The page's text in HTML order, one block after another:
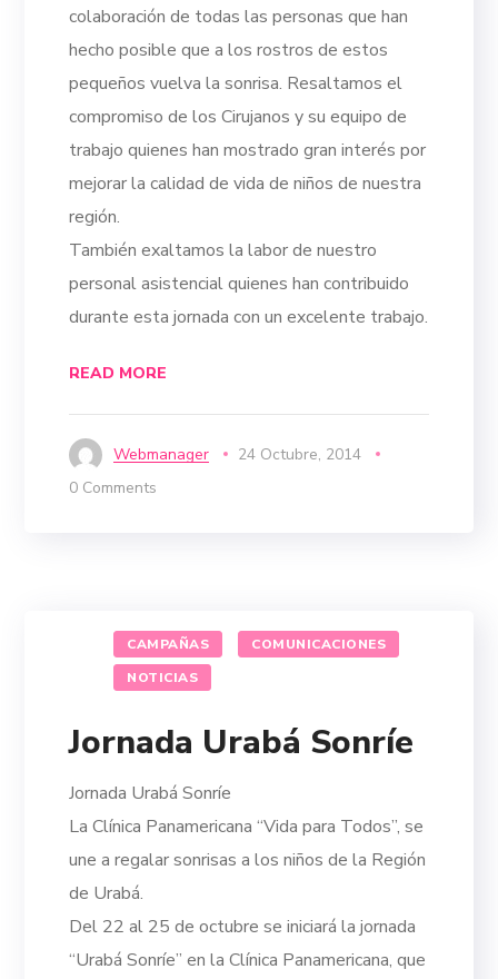
colaboración de todas las personas que han
hecho posible que a los rostros de estos
pequeños vuelva la sonrisa. Resaltamos el
compromiso de los Cirujanos y su equipo de
trabajo quienes han mostrado gran interés por
mejorar la calidad de vida de niños de nuestra
región.
También exaltamos la labor de nuestro
personal asistencial quienes han contribuido
durante esta jornada con un excelente trabajo.
READ MORE
Webmanager
24 Octubre, 2014
0 Comments
CAMPAÑAS
COMUNICACIONES
NOTICIAS
Jornada Urabá Sonríe
Jornada Urabá Sonríe
La Clínica Panamericana “Vida para Todos”, se
une a regalar sonrisas a los niños de la Región
de Urabá.
Del 22 al 25 de octubre se iniciará la jornada
“Urabá Sonríe” en la Clínica Panamericana, que